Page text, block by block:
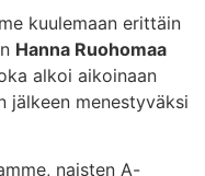
kuulemaan erittäin
Hanna Ruohomaa
alkoi aikoinaan
jälkeen menestyväksi
naisten A-